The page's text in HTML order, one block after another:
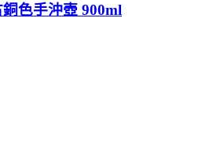
色手沖壺 900ml